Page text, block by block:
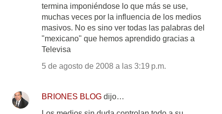
termina imponiéndose lo que más se use,
muchas veces por la influencia de los medios
masivos. No es sino ver todas las palabras del
"mexicano" que hemos aprendido gracias a
Televisa
5 de agosto de 2008 a las 3:19 p.m.
BRIONES BLOG dijo…